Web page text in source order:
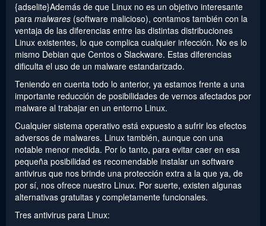
{adselite}Además de que Linux no es un objetivo interesante
para malwares (software malicioso), contamos también con la
ventaja de las diferencias entre las distintas distribuciones
Linux existentes, lo que complica cualquier infección. No es lo
mismo Debian que Centos o Slackware. Estas diferencias
dificulta el uso de un malware estandarizado.
Teniendo en cuenta todo lo anterior, ya estamos frente a una
importante reducción de posibilidades de vernos afectados por
malware al trabajar en un entorno Linux.
Cualquier sistema operativo está expuesto a sufrir los efectos
adversos de malwares. Linux también, aunque con una
notable menor medida. Por lo tanto, para evitar caer en esa
pequeña posibilidad es recomendable instalar un software
antivirus que nos brinde una protección extra a la que ya, de
por sí, nos ofrece nuestro Linux. Por suerte, existen algunas
alternativas gratuitas y completamente funcionales.
Tres antivirus para Linux: